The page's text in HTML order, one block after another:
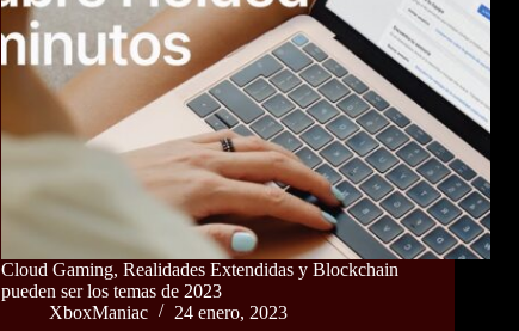
Cloud Gaming, Realidades Extendidas y Blockchain
pueden ser los temas de 2023
XboxManiac
24 enero, 2023